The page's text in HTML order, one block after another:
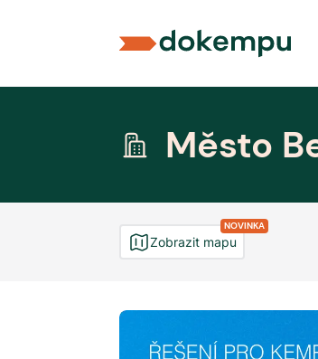
Město
NOVINKA
Zobrazit mapu